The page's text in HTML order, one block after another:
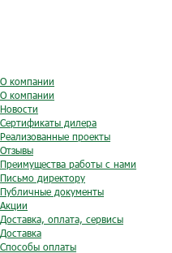
О компании
О компании
Новости
Сертификаты дилера
Реализованные проекты
Отзывы
Преимущества работы с нами
Письмо директору
Публичные документы
Акции
Доставка, оплата, сервисы
Доставка
Способы оплаты